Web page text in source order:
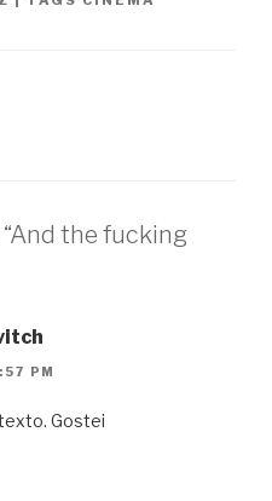
the fucking
PM
Gostei